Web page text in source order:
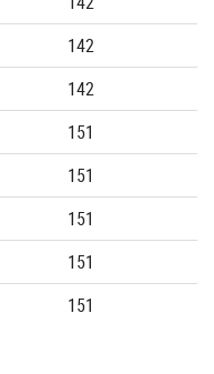
142
142
151
151
151
151
151